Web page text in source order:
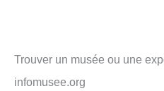
Trouver un musée ou une
infomusee.org